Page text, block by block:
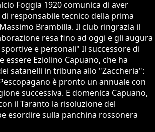
Foggia 1920 comunica di aver
di responsabile tecnico della prima
Brambilla. Il club ringrazia il
resa fino ad oggi e gli augura
e personali" Il successore di
essere Eziolino Capuano, che ha
satanelli in tribuna allo "Zaccheria":
è pronto un annuale con
successiva. E domenica Capuano,
il Taranto la risoluzione del
esordire sulla panchina rossonera